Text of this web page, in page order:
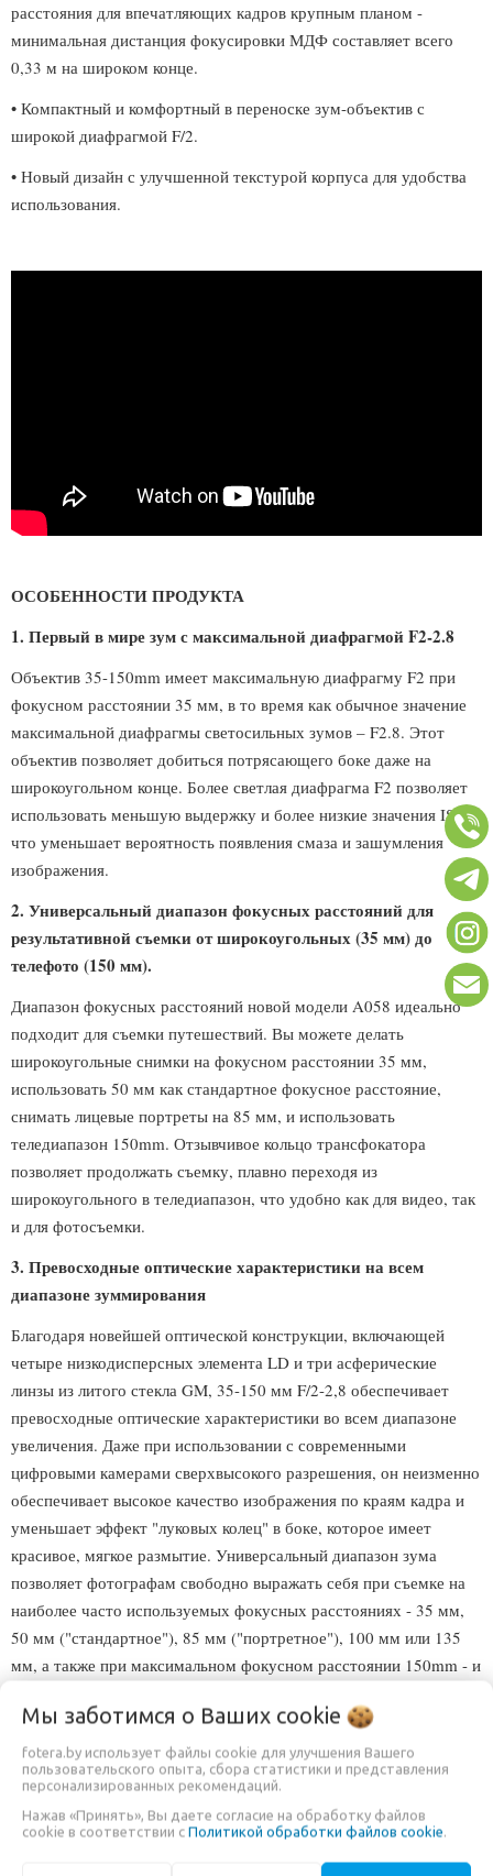
расстояния для впечатляющих кадров крупным планом -
минимальная дистанция фокусировки МДФ составляет всего
0,33 м на широком конце.
• Компактный и комфортный в переноске зум-объектив с
широкой диафрагмой F/2.
• Новый дизайн с улучшенной текстурой корпуса для удобства
использования.
ОСОБЕННОСТИ ПРОДУКТА
1. Первый в мире зум с максимальной диафрагмой F2-2.8
Объектив 35-150mm имеет максимальную диафрагму F2 при
фокусном расстоянии 35 мм, в то время как обычное значение
максимальной диафрагмы светосильных зумов – F2.8. Этот
объектив позволяет добиться потрясающего боке даже на
широкоугольном конце. Более светлая диафрагма F2 позволяет
использовать меньшую выдержку и более низкие значения ISO,
что уменьшает вероятность появления смаза и зашумления
изображения.
2. Универсальный диапазон фокусных расстояний для
результативной съемки от широкоугольных (35 мм) до
телефото (150 мм).
Диапазон фокусных расстояний новой модели A058 идеально
подходит для съемки путешествий. Вы можете делать
широкоугольные снимки на фокусном расстоянии 35 мм,
использовать 50 мм как стандартное фокусное расстояние,
снимать лицевые портреты на 85 мм, и использовать
теледиапазон 150mm. Отзывчивое кольцо трансфокатора
позволяет продолжать съемку, плавно переходя из
широкоугольного в теледиапазон, что удобно как для видео, так
и для фотосъемки.
3. Превосходные оптические характеристики на всем
диапазоне зуммирования
Благодаря новейшей оптической конструкции, включающей
четыре низкодисперсных элемента LD и три асферические
линзы из литого стекла GM, 35-150 мм F/2-2,8 обеспечивает
превосходные оптические характеристики во всем диапазоне
увеличения. Даже при использовании с современными
цифровыми камерами сверхвысокого разрешения, он неизменно
обеспечивает высокое качество изображения по краям кадра и
уменьшает эффект "луковых колец" в боке, которое имеет
красивое, мягкое размытие. Универсальный диапазон зума
позволяет фотографам свободно выражать себя при съемке на
наиболее часто используемых фокусных расстояниях - 35 мм,
50 мм ("стандартное"), 85 мм ("портретное"), 100 мм или 135
мм, а также при максимальном фокусном расстоянии 150mm - и
объективов в одном!
4. Быстрый, тихий линейный привод VXD для скоростной и
высокоточной фокусировки
В приводе автофокуа используется линейный двигатель VXD,
Мы заботимся о Ваших cookie
fotera.by использует файлы cookie для улучшения Вашего
пользовательского опыта, сбора статистики и представления
персонализированных рекомендаций.
Нажав «Принять», Вы даете согласие на обработку файлов
cookie в соответствии с Политикой обработки файлов cookie.